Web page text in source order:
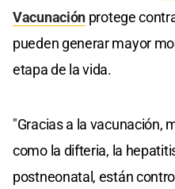
Vacunación protege
pueden generar mayor
etapa de la vida.
"Gracias a la vacunación,
como la difteria, la
postneonatal, están